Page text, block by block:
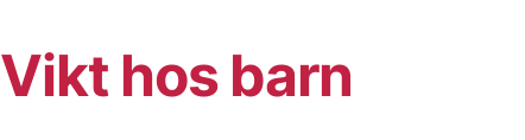
Vikt hos barn